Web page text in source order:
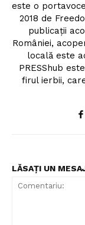
este o
2018 de
publicații
României,
locală este
PRESShub
firul ierbii,
LĂSAȚI UN